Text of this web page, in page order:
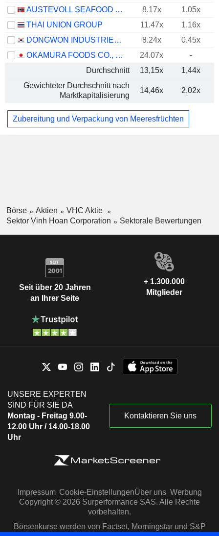
AUSTEVOLL SEAFOOD ASA
8.17x
1.05x
THAI UNION GROUP
11.47x 1.16x
DONGWON INDUSTRIES CO., LTD.
8.24x
0.45x
OKAMURA FOODS CO., LTD.
24.07x
-
Durchschnitt
13,15x
1,44x
Gewichteter Durchschnitt nach
Marktkapitalisierung
14,46x 2,02x
Zubereitung und Verpackung von Meeresfrüchten
Börse Aktien
VHC Aktie
Sektor Vinh Hoan Corporation
Sektorale Bewertungen
Seit über 20 Jahren
an Ihrer Seite
+ 1.300.000
Mitglieder
UNSERE EXPERTEN
SIND FÜR SIE DA
Montag - Freitag 9.00-
12.00 Uhr / 14.00-18.00
Uhr
Kontaktieren Sie uns
Impressum Cookie-EinstellungenÜber uns Werbung
Copyright © 2026 Surperformance SAS. Alle Rechte
vorbehalten.
Börsenkurse werden von Factset, Morningstar und S&P